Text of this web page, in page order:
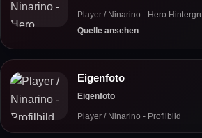
Player / Ninarino - Hero
Quelle ansehen
Eigenfoto
Eigenfoto
Player / Ninarino - Profilbild